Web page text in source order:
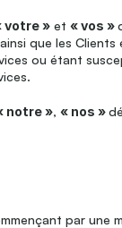
votre » et « vos »
que les
ou étant
notre », « nos »
par une